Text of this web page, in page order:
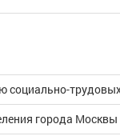
социально-
города Москвы